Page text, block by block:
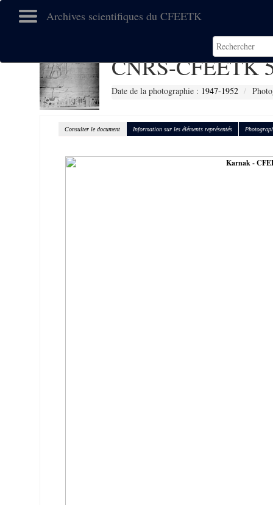
Archives scientifiques du CFEETK
CNRS-CFEETK
Date de la photographie : 1947-1952
Consulter le document Information sur les éléments représentés